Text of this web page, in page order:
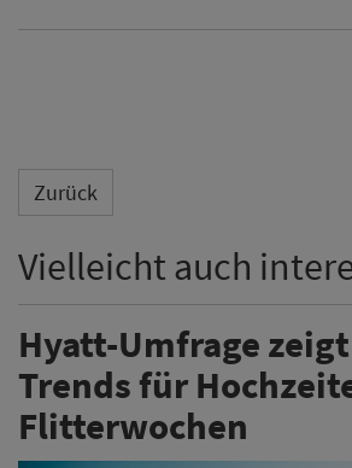
Zurück
Vielleicht auch
Hyatt-Umfrage
Trends für
Flitterwochen